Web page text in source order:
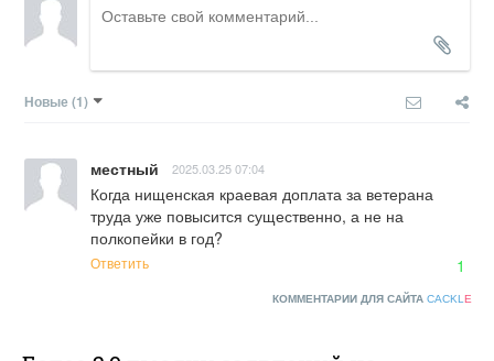
Новые (1)
местный 2025.03.25 07:04
Когда нищенская краевая доплата за ветерана
труда уже повысится существенно, а не на
полкопейки в год?
Ответить 1
КОММЕНТАРИИ ДЛЯ САЙТА CACKL E